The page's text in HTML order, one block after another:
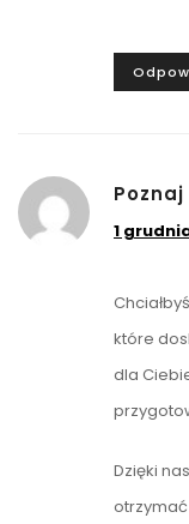
1
które
dla
Dzięki